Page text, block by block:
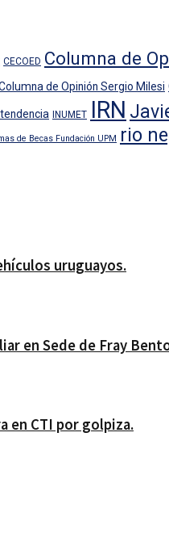
CECOED Columna de
de Opinión Sergio Milesi
INUMET IRN
de Becas Fundación UPM rio
uruguayos.
en Sede de Fray
en CTI por golpiza.